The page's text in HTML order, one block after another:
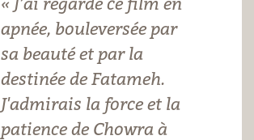
apnée, bouleversée par
sa beauté et par la
destinée de Fatameh.
J'admirais la force et la
patience de Chowra à